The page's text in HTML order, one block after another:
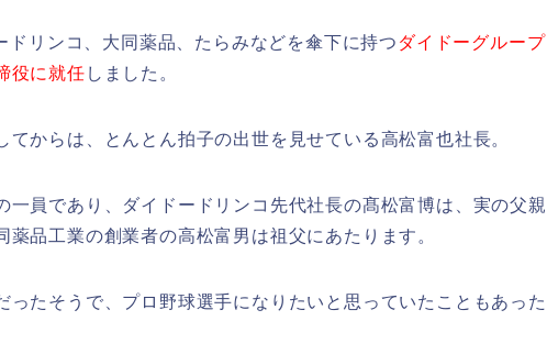
ドリンコ、大同薬品、たらみなどを傘下に持つ ダイドーグループ
役に就任 しました。
てからは、とんとん拍子の出世を見せている高松富也社長。
一員であり、ダイドードリンコ先代社長の髙松富博は、実の父親
薬品工業の創業者の高松富男は祖父にあたります。
ったそうで、プロ野球選手になりたいと思っていたこともあった